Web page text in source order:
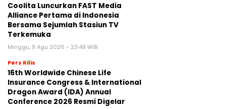
Coolita Luncurkan FAST Media
Alliance Pertama di Indonesia
Bersama Sejumlah Stasiun TV
Terkemuka
Minggu, 9 Agu 2026 - 23:49 WIB
Pers Rilis
16th Worldwide Chinese Life
Insurance Congress & International
Dragon Award (IDA) Annual
Conference 2026 Resmi Digelar